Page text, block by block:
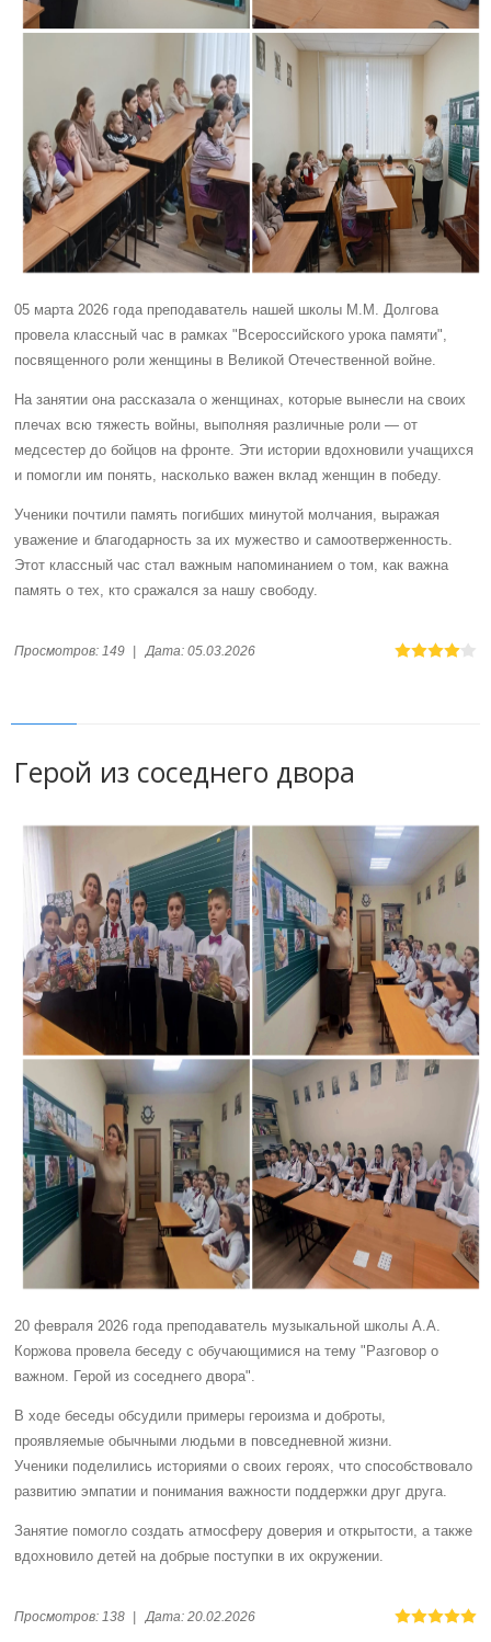
05 марта 2026 года преподаватель нашей школы М.М. Долгова
провела классный час в рамках "Всероссийского урока памяти",
посвященного роли женщины в Великой Отечественной войне.
На занятии она рассказала о женщинах, которые вынесли на своих
плечах всю тяжесть войны, выполняя различные роли — от
медсестер до бойцов на фронте. Эти истории вдохновили учащихся
и помогли им понять, насколько важен вклад женщин в победу.
Ученики почтили память погибших минутой молчания, выражая
уважение и благодарность за их мужество и самоотверженность.
Этот классный час стал важным напоминанием о том, как важна
память о тех, кто сражался за нашу свободу.
Просмотров: 149 Дата: 05.03.2026
Герой из соседнего двора
20 февраля 2026 года преподаватель музыкальной школы А.А.
Коржова провела беседу с обучающимися на тему "Разговор о
важном. Герой из соседнего двора".
В ходе беседы обсудили примеры героизма и доброты,
проявляемые обычными людьми в повседневной жизни.
Ученики поделились историями о своих героях, что способствовало
развитию эмпатии и понимания важности поддержки друг друга.
Занятие помогло создать атмосферу доверия и открытости, а также
вдохновило детей на добрые поступки в их окружении.
Просмотров: 138 Дата: 20.02.2026